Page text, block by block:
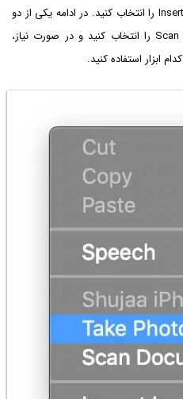
کنید و گزینه‌ی Insert from iPhone or iPad را انتخاب کنید. در ادامه یکی از دو
گزینه‌ی Take Photo یا Scan Documents را انتخاب کنید و در صورت نیاز،
کدام ابزار استفاده کنید.